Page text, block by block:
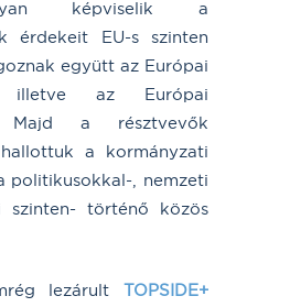
képviselik a
érdekeit EU-s szinten
együtt az Európai
illetve az Európai
Majd a résztvevők
a kormányzati
politikusokkal-, nemzeti
szinten- történő közös
lezárult TOPSIDE+